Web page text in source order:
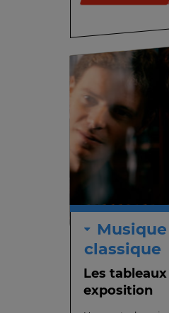
Musique
classique
Les tableaux
exposition